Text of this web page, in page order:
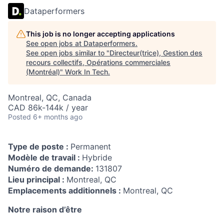
Dataperformers
This job is no longer accepting applications
See open jobs at Dataperformers.
See open jobs similar to "Directeur(trice), Gestion des
recours collectifs, Opérations commerciales
(Montréal)" Work In Tech.
Montreal, QC, Canada
CAD 86k-144k / year
Posted 6+ months ago
Type de poste : Permanent
Modèle de travail : Hybride
Numéro de demande: 131807
Lieu principal : Montreal, QC
Emplacements additionnels : Montreal, QC
Notre raison d’être